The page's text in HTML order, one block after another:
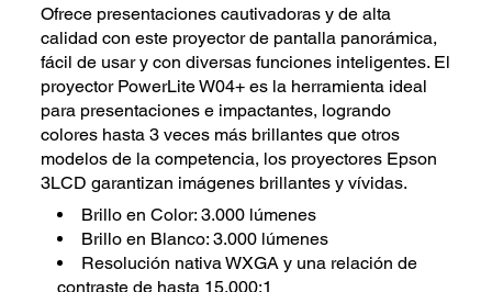
Ofrece presentaciones cautivadoras y de alta
calidad con este proyector de pantalla panorámica,
fácil de usar y con diversas funciones inteligentes. El
proyector PowerLite W04+ es la herramienta ideal
para presentaciones e impactantes, logrando
colores hasta 3 veces más brillantes que otros
modelos de la competencia, los proyectores Epson
3LCD garantizan imágenes brillantes y vívidas.
Brillo en Color: 3.000 lúmenes
Brillo en Blanco: 3.000 lúmenes
Resolución nativa WXGA y una relación de
contraste de hasta 15.000:1